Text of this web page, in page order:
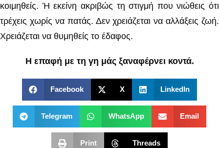
κοιμηθείς. Ή εκείνη ακριβώς τη στιγμή που νιώθεις ότι
τρέχεις χωρίς να πατάς. Δεν χρειάζεται να αλλάξεις ζωή.
Χρειάζεται να θυμηθείς το έδαφος.
Η επαφή με τη γη μάς ξαναφέρνει κοντά.
Facebook X LinkedIn
Telegram WhatsApp Email
Print Threads